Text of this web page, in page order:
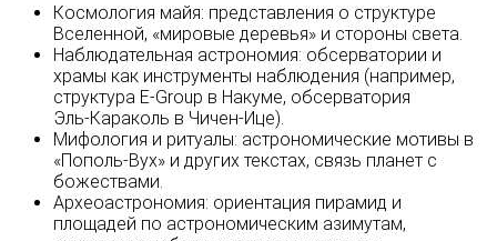
Космология майя: представления о структуре
Вселенной, «мировые деревья» и стороны света.
Наблюдательная астрономия: обсерватории и
храмы как инструменты наблюдения (например,
структура E‑Group в Накуме, обсерватория
Эль‑Караколь в Чичен‑Ице).
Мифология и ритуалы: астрономические мотивы в
«Пополь‑Вух» и других текстах, связь планет с
божествами.
Археоастрономия: ориентация пирамид и
площадей по астрономическим азимутам,